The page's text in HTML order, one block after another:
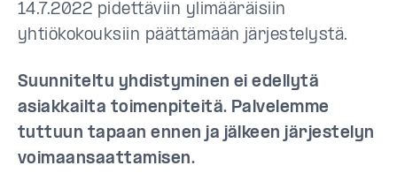
14.7.2022 pidettäviin ylimääräisiin
yhtiökokouksiin päättämään järjestelystä.
Suunniteltu yhdistyminen ei edellytä
asiakkailta toimenpiteitä. Palvelemme
tuttuun tapaan ennen ja jälkeen järjestelyn
voimaansaattamisen.